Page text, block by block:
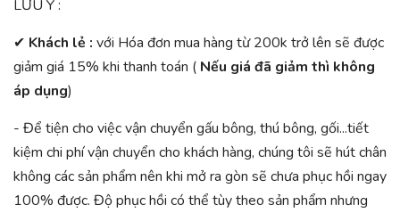
LƯU Ý :
✔ Khách lẻ : với Hóa đơn mua hàng từ 200k trở lên sẽ được
giảm giá 15% khi thanh toán ( Nếu giá đã giảm thì không
áp dụng)
- Để tiện cho việc vận chuyển gấu bông, thú bông, gối...tiết
kiệm chi phí vận chuyển cho khách hàng, chúng tôi sẽ hút chân
không các sản phẩm nên khi mở ra gòn sẽ chưa phục hồi ngay
100% được. Độ phục hồi có thể tùy theo sản phẩm nhưng